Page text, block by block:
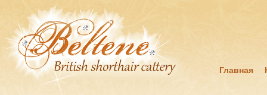
Главная